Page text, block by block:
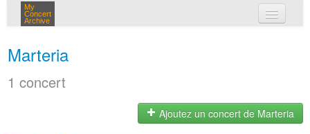
My
Concert
Archive
Marteria
1 concert
Ajoutez un concert de Marteria